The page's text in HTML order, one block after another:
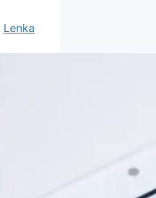
Lenka